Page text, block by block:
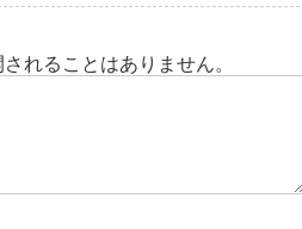
れることはありません。